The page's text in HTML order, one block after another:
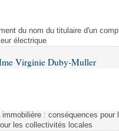
du nom du titulaire d'un
électrique
Virginie Duby-Muller
: conséquences
les collectivités locales